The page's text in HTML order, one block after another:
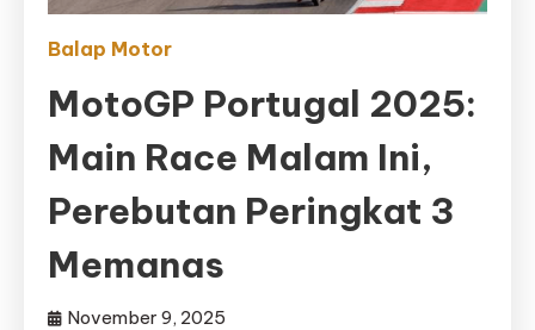
Balap Motor
MotoGP Portugal 2025:
Main Race Malam Ini,
Perebutan Peringkat 3
Memanas
November 9, 2025